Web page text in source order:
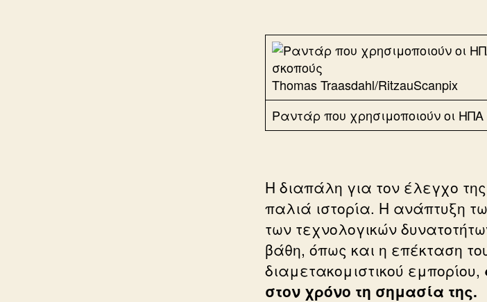
Thomas Traasdahl/RitzauScanpix
Ραντάρ που χρησιμοποιούν οι
Η διαπάλη για τον έλεγχο
παλιά ιστορία. Η ανάπτυξη
των τεχνολογικών
βάθη, όπως και η επέκταση
διαμετακομιστικού εμπορίου,
στον χρόνο τη σημασία της.